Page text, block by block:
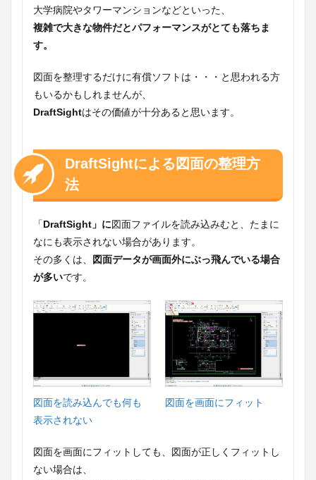
大学病院やタワーマンションなどといった、
複雑で大きな物件だとパフォーマンスがとても落ちま
す。
図面を整理するだけに有償ソフトは・・・と思われる方
もいるかもしれませんが、
DraftSightはその価値が十分あると思います。
DraftSightによる図面の整理方
法
「DraftSight」に図面ファイルを読み込みむと、たまに
なにも表示されない場合があります。
その多くは、
図面データが画面外にぶっ飛んでいる場合
が多いです。
図面を読み込んでも何も
表示されない
図面を画面にフィット
図面を画面にフィットしても、図面が正しくフィットし
ない場合は、